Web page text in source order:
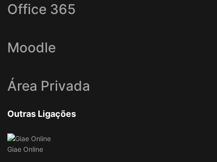
Office 365
Moodle
Área Privada
Outras Ligações
Giae Online